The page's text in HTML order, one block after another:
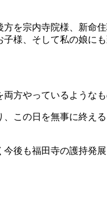
を宗内寺院様、新命
様、そして私の娘に
方やっているようなも
この日を無事に終え
後も福田寺の護持発